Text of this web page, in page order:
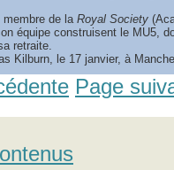
de la Royal Society
équipe construisent le MU5,
retraite.
Kilburn, le 17 janvier, à
Page